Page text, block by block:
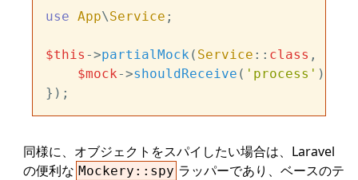
use App\Service ;
$this ->partialMock ( Service :: class ,
$mock->shouldReceive ( 'process' )->
同様に、オブジェクトをスパイしたい場合は、Laravel
の便利な Mockery::spy ラッパーであり、ベースのテ